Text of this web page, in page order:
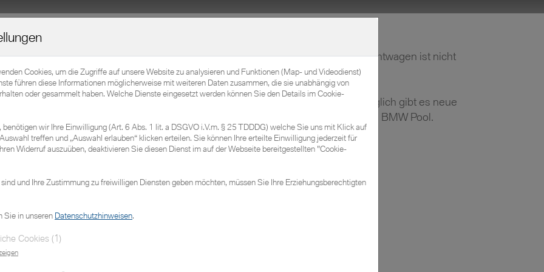
Sie wollen ein Fahrzeug testen?
Sehr gerne! Buchen Sie sich eine Probefahrt.
Ihr gewünschter Gebrauchtwagen ist nicht
dabei?
Kontaktieren Sie uns! Täglich gibt es neue
Jahreswagen in unserem BMW Pool.
Probefahrt vereinbaren Kontakt aufnehmen
Cookies, um die Zugriffe auf unsere Website zu analysieren und Funktionen (Map- und Videodienst)
führen diese Informationen möglicherweise mit weiteren Daten zusammen, die sie unabhängig von
oder gesammelt haben. Welche Dienste eingesetzt werden können Sie den Details im Cookie-
benötigen wir Ihre Einwilligung (Art. 6 Abs. 1 lit. a DSGVO i.V.m. § 25 TDDDG) welche Sie uns mit Klick auf
treffen und „Auswahl erlauben“ klicken erteilen. Sie können Ihre erteilte Einwilligung jederzeit für
Widerruf auszuüben, deaktivieren Sie diesen Dienst im auf der Webseite bereitgestellten "Cookie-
und Ihre Zustimmung zu freiwilligen Diensten geben möchten, müssen Sie Ihre Erziehungsberechtigten
Sie in unseren Datenschutzhinweisen.
Cookies (1)